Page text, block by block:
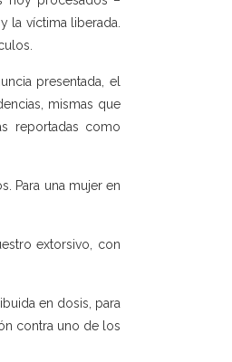
la víctima liberada.
presentada, el
mismas que
reportadas como
Para una mujer en
extorsivo, con
en dosis, para
contra uno de los